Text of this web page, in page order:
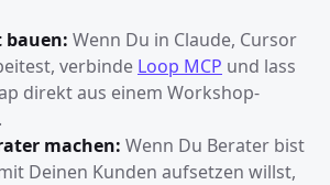
bauen: Wenn Du in Claude, Cursor
verbinde Loop MCP und lass
direkt aus einem Workshop-
machen: Wenn Du Berater bist
Deinen Kunden aufsetzen willst,